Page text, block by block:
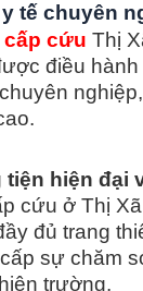
tế chuyên
cấp cứu Thị
điều
hiện đại
cứu ở Thị
đủ trang
sự chăm
trường.